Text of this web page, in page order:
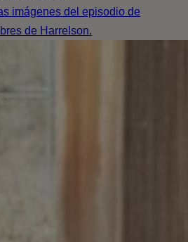
imágenes del episodio de
de Harrelson.